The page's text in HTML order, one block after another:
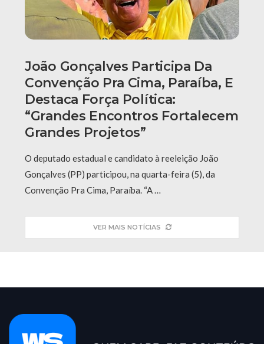
João Gonçalves Participa Da
Convenção Pra Cima, Paraíba, E
Destaca Força Política:
“grandes Encontros Fortalecem
Grandes Projetos”
O deputado estadual e candidato à reeleição João
Gonçalves (PP) participou, na quarta-feira (5), da
Convenção Pra Cima, Paraíba. “A …
VER MAIS NOTÍCIAS